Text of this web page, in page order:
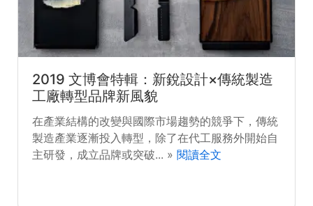
2019 文博會特輯：新銳設計×傳統製造
工廠轉型品牌新風貌
在產業結構的改變與國際市場趨勢的競爭下，傳統
製造產業逐漸投入轉型，除了在代工服務外開始自
主研發，成立品牌或突破... » 閱讀全文